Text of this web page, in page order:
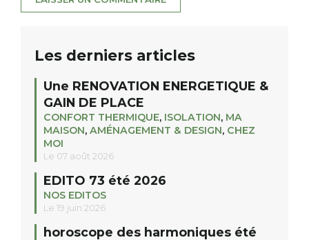
Les derniers articles
Une RENOVATION ENERGETIQUE &
GAIN DE PLACE
CONFORT THERMIQUE, ISOLATION, MA
MAISON, AMÉNAGEMENT & DESIGN, CHEZ
MOI
Le 07 août 2026
EDITO 73 été 2026
NOS EDITOS
Le 19 juin 2026
horoscope des harmoniques été